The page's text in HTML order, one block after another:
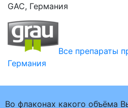
GAC, Германия
Все препараты
Германия
Во флаконах какого объёма